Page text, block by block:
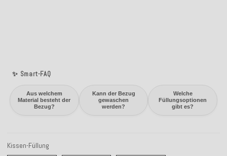
✨ Smart-FAQ
Aus welchem
Material besteht der
Bezug?
Kann der Bezug
gewaschen
werden?
Welche
Füllungsoptionen
gibt es?
Kissen-Füllung